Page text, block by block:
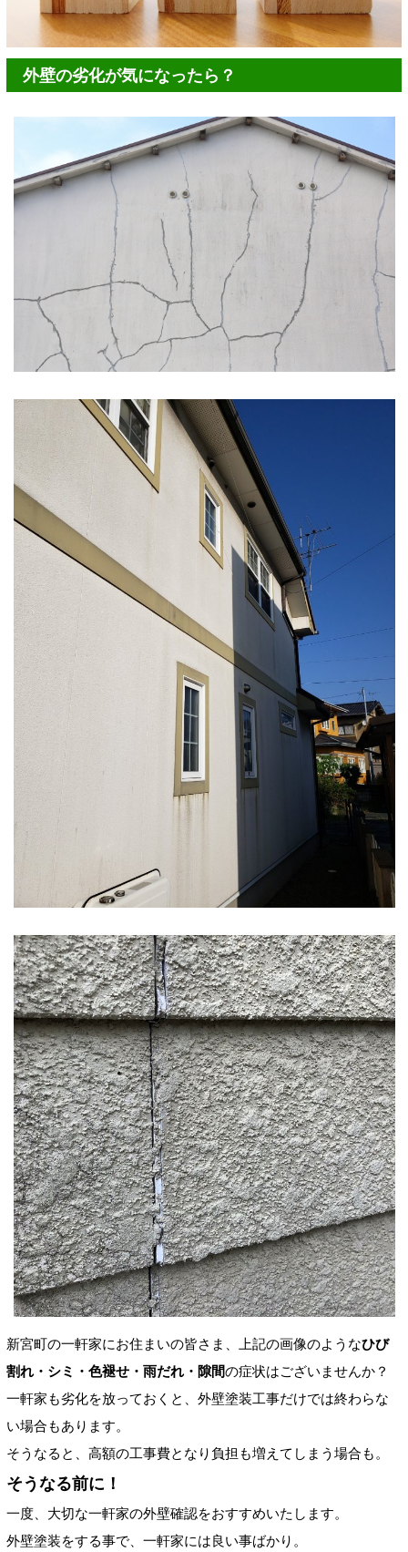
外壁の劣化が気になったら？
新宮町の一軒家にお住まいの皆さま、上記の画像のようなひび
割れ・シミ・色褪せ・雨だれ・隙間の症状はございませんか？
一軒家も劣化を放っておくと、外壁塗装工事だけでは終わらな
い場合もあります。
そうなると、高額の工事費となり負担も増えてしまう場合も。
そうなる前に！
一度、大切な一軒家の外壁確認をおすすめいたします。
外壁塗装をする事で、一軒家には良い事ばかり。